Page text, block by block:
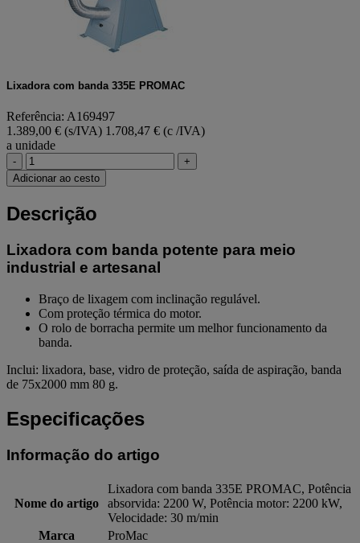
Lixadora com banda 335E PROMAC
Referência: A169497
1.389,00 € (s/IVA) 1.708,47 € (c /IVA)
a unidade
-
+
Adicionar ao cesto
Descrição
Lixadora com banda potente para meio
industrial e artesanal
Braço de lixagem com inclinação regulável.
Com proteção térmica do motor.
O rolo de borracha permite um melhor funcionamento da
banda.
Inclui: lixadora, base, vidro de proteção, saída de aspiração, banda
de 75x2000 mm 80 g.
Especificações
Informação do artigo
Nome do artigo
Lixadora com banda 335E PROMAC, Potência
absorvida: 2200 W, Potência motor: 2200 kW,
Velocidade: 30 m/min
Marca
ProMac